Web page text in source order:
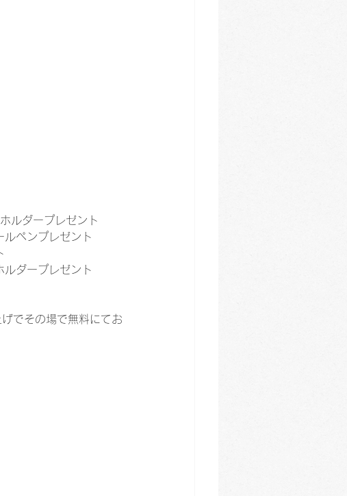
ルダープレゼント
ペンプレゼント
ダープレゼント
でその場で無料にてお